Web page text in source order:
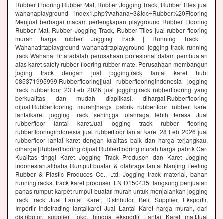
Rubber Flooring Rubber Mat, Rubber Jogging Track, Rubber Tiles jual
wahanaplayground index1.php?wahana=3&idc=Rubber%20Flooring
Menjual berbagai macam perlengkapan playground Rubber Flooring
Rubber Mat, Rubber Jogging Track, Rubber Tiles jual rubber flooring
murah harga rubber Jogging Track | Running Track |
Wahanatirtaplayground wahanatirtaplayground jogging track running
track Wahana Tirta adalah perusahaan profesional dalam pembuatan
alas karet safety rubber flooring rubber mate. Perusahaan membangun
joging track dengan jual joggingtrack lantai karet hub:
085371995999|Rubberflooring|jual rubberflooringindonesia jogging
track rubberfloor 23 Feb 2026 jual joggingtrack rubberflooring yang
berkualitas dan mudah diaplikasi. dihargai|Rubberflooring
dijual|Rubberflooring murah|harga pabrik rubberfloor rubber karet
lantaikaret jogging track sehingga olahraga lebih terasa Jual
rubberfloor lantai karetJual jogging track rubber flooring
rubberflooringindonesia jual rubberfloor lantai karet 28 Feb 2026 jual
rubberfloor lantai karet dengan kualitas baik dan harga terjangkau,
dihargai|Rubberflooring dijual|Rubberflooring murah|harga pabrik Cari
Kualitas tinggi Karet Jogging Track Produsen dan Karet Jogging
indonesian.alibaba Rumput buatan & olahraga lantai Nanjing Feeling
Rubber & Plastic Produces Co., Ltd. Jogging track material, bahan
runningtracks, track karet produsen FN D150435. langsung penjualan
panas rumput karpet rumput buatan murah untuk menjalankan jogging
track track Jual Lantai Karet, Distributor, Beli, Supplier, Eksportir,
Importir indotrading lantaikaret Jual Lantai Karet harga murah, dari
distributor, supplier, toko, hingga eksportir Lantai Karet mattJual